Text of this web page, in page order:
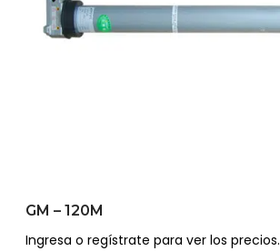
GM – 120M
Ingresa o regístrate para ver los precios.